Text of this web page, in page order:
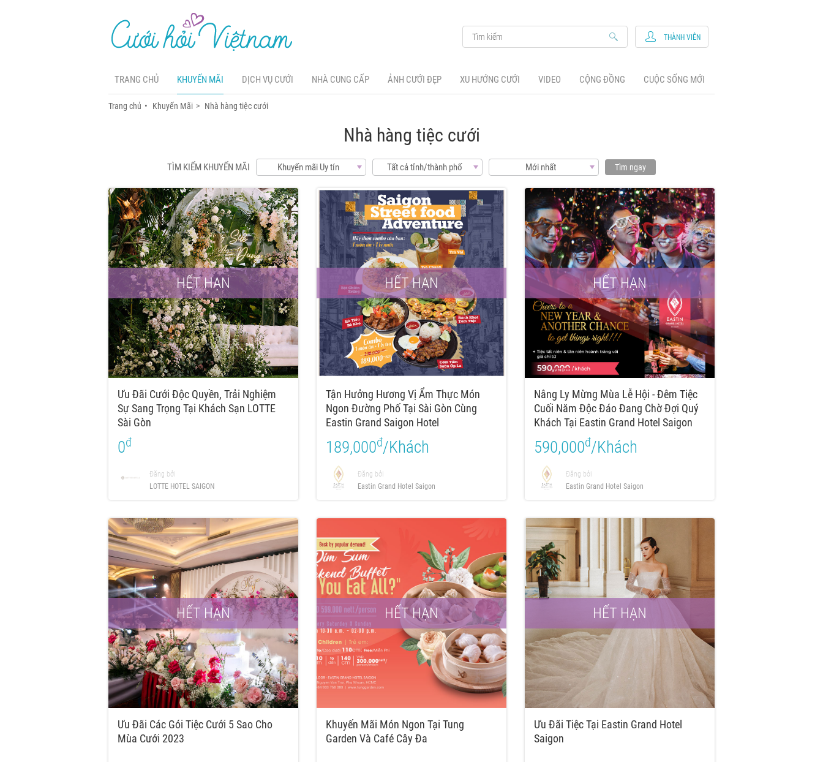
TRANG CHỦ KHUYẾN MÃI DỊCH VỤ CƯỚI NHÀ CUNG CẤP ẢNH CƯỚI ĐẸP XU HƯỚNG CƯỚI VIDEO CỘNG ĐỒNG CUỘC SỐNG MỚI
THÀNH VIÊN
Trang chủ Khuyến Mãi Nhà hàng tiệc cưới
Nhà hàng tiệc cưới
TÌM KIẾM KHUYẾN MÃI Khuyến mãi Uy tín Tất cả tỉnh/thành phố Mới nhất Tìm ngay
HẾT HẠN
Ưu Đãi Cưới Độc Quyền, Trải Nghiệm
Sự Sang Trọng Tại Khách Sạn LOTTE
Sài Gòn
0đ
Đăng bởi
LOTTE HOTEL SAIGON
HẾT HẠN
Tận Hưởng Hương Vị Ẩm Thực Món
Ngon Đường Phố Tại Sài Gòn Cùng
Eastin Grand Saigon Hotel
189,000đ/Khách
Đăng bởi
Eastin Grand Hotel Saigon
HẾT HẠN
Nâng Ly Mừng Mùa Lễ Hội - Đêm Tiệc
Cuối Năm Độc Đáo Đang Chờ Đợi Quý
Khách Tại Eastin Grand Hotel Saigon
590,000đ/Khách
Đăng bởi
Eastin Grand Hotel Saigon
HẾT HẠN
Ưu Đãi Các Gói Tiệc Cưới 5 Sao Cho
Mùa Cưới 2023
HẾT HẠN
Khuyến Mãi Món Ngon Tại Tung
Garden Và Café Cây Đa
HẾT HẠN
Ưu Đãi Tiệc Tại Eastin Grand Hotel
Saigon